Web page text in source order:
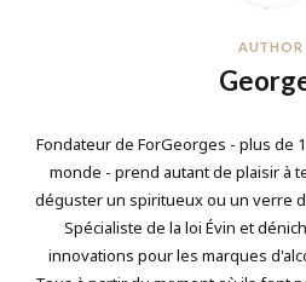
AUTHOR
Fondateur de ForGeorges - plus de
monde - prend autant de plaisir à
déguster un spiritueux ou un verre
Spécialiste de la loi Évin et
innovations pour les marques